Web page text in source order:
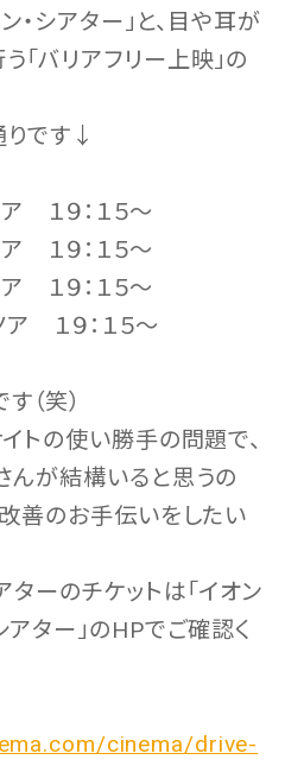
ン・シアター」と、目や耳が
「バリアフリー上映」の
です↓
１９：１５～
１９：１５～
１９：１５～
１９：１５～
（笑）
トの使い勝手の問題で、
んが結構いると思うの
善のお手伝いをしたい
ターのチケットは「イオン
ター」のHPでご確認く
cinema/drive-